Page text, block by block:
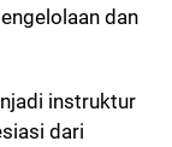
dan
instruktur
dari